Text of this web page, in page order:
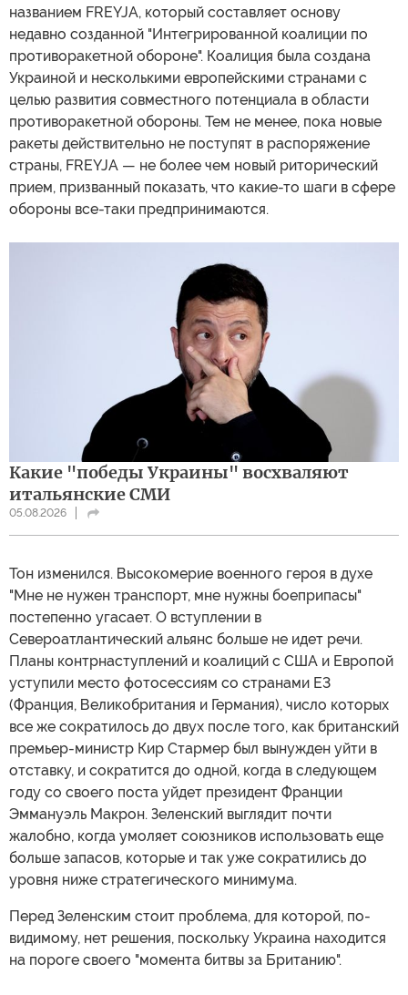
названием FREYJA, который составляет основу
недавно созданной "Интегрированной коалиции по
противоракетной обороне". Коалиция была создана
Украиной и несколькими европейскими странами с
целью развития совместного потенциала в области
противоракетной обороны. Тем не менее, пока новые
ракеты действительно не поступят в распоряжение
страны, FREYJA — не более чем новый риторический
прием, призванный показать, что какие-то шаги в сфере
обороны все-таки предпринимаются.
Какие "победы Украины" восхваляют
итальянские СМИ
05.08.2026
Тон изменился. Высокомерие военного героя в духе
"Мне не нужен транспорт, мне нужны боеприпасы"
постепенно угасает. О вступлении в
Североатлантический альянс больше не идет речи.
Планы контрнаступлений и коалиций с США и Европой
уступили место фотосессиям со странами Е3
(Франция, Великобритания и Германия), число которых
все же сократилось до двух после того, как британский
премьер-министр Кир Стармер был вынужден уйти в
отставку, и сократится до одной, когда в следующем
году со своего поста уйдет президент Франции
Эммануэль Макрон. Зеленский выглядит почти
жалобно, когда умоляет союзников использовать еще
больше запасов, которые и так уже сократились до
уровня ниже стратегического минимума.
Перед Зеленским стоит проблема, для которой, по-
видимому, нет решения, поскольку Украина находится
на пороге своего "момента битвы за Британию".